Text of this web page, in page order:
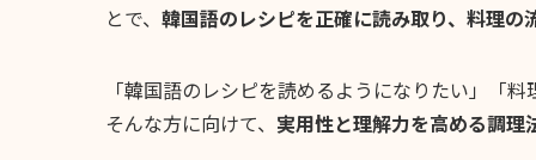
とで、 韓国語のレシピを正確に読み取り、料理の
「韓国語のレシピを読めるようになりたい」「
そんな方に向けて、 実用性と理解力を高める調理